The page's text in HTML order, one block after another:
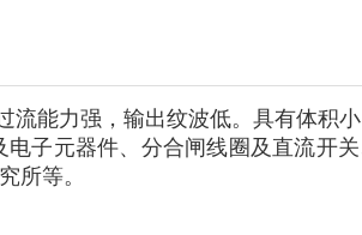
能力强，输出纹波低。具有体积小
子元器件、分合闸线圈及直流开
所等。